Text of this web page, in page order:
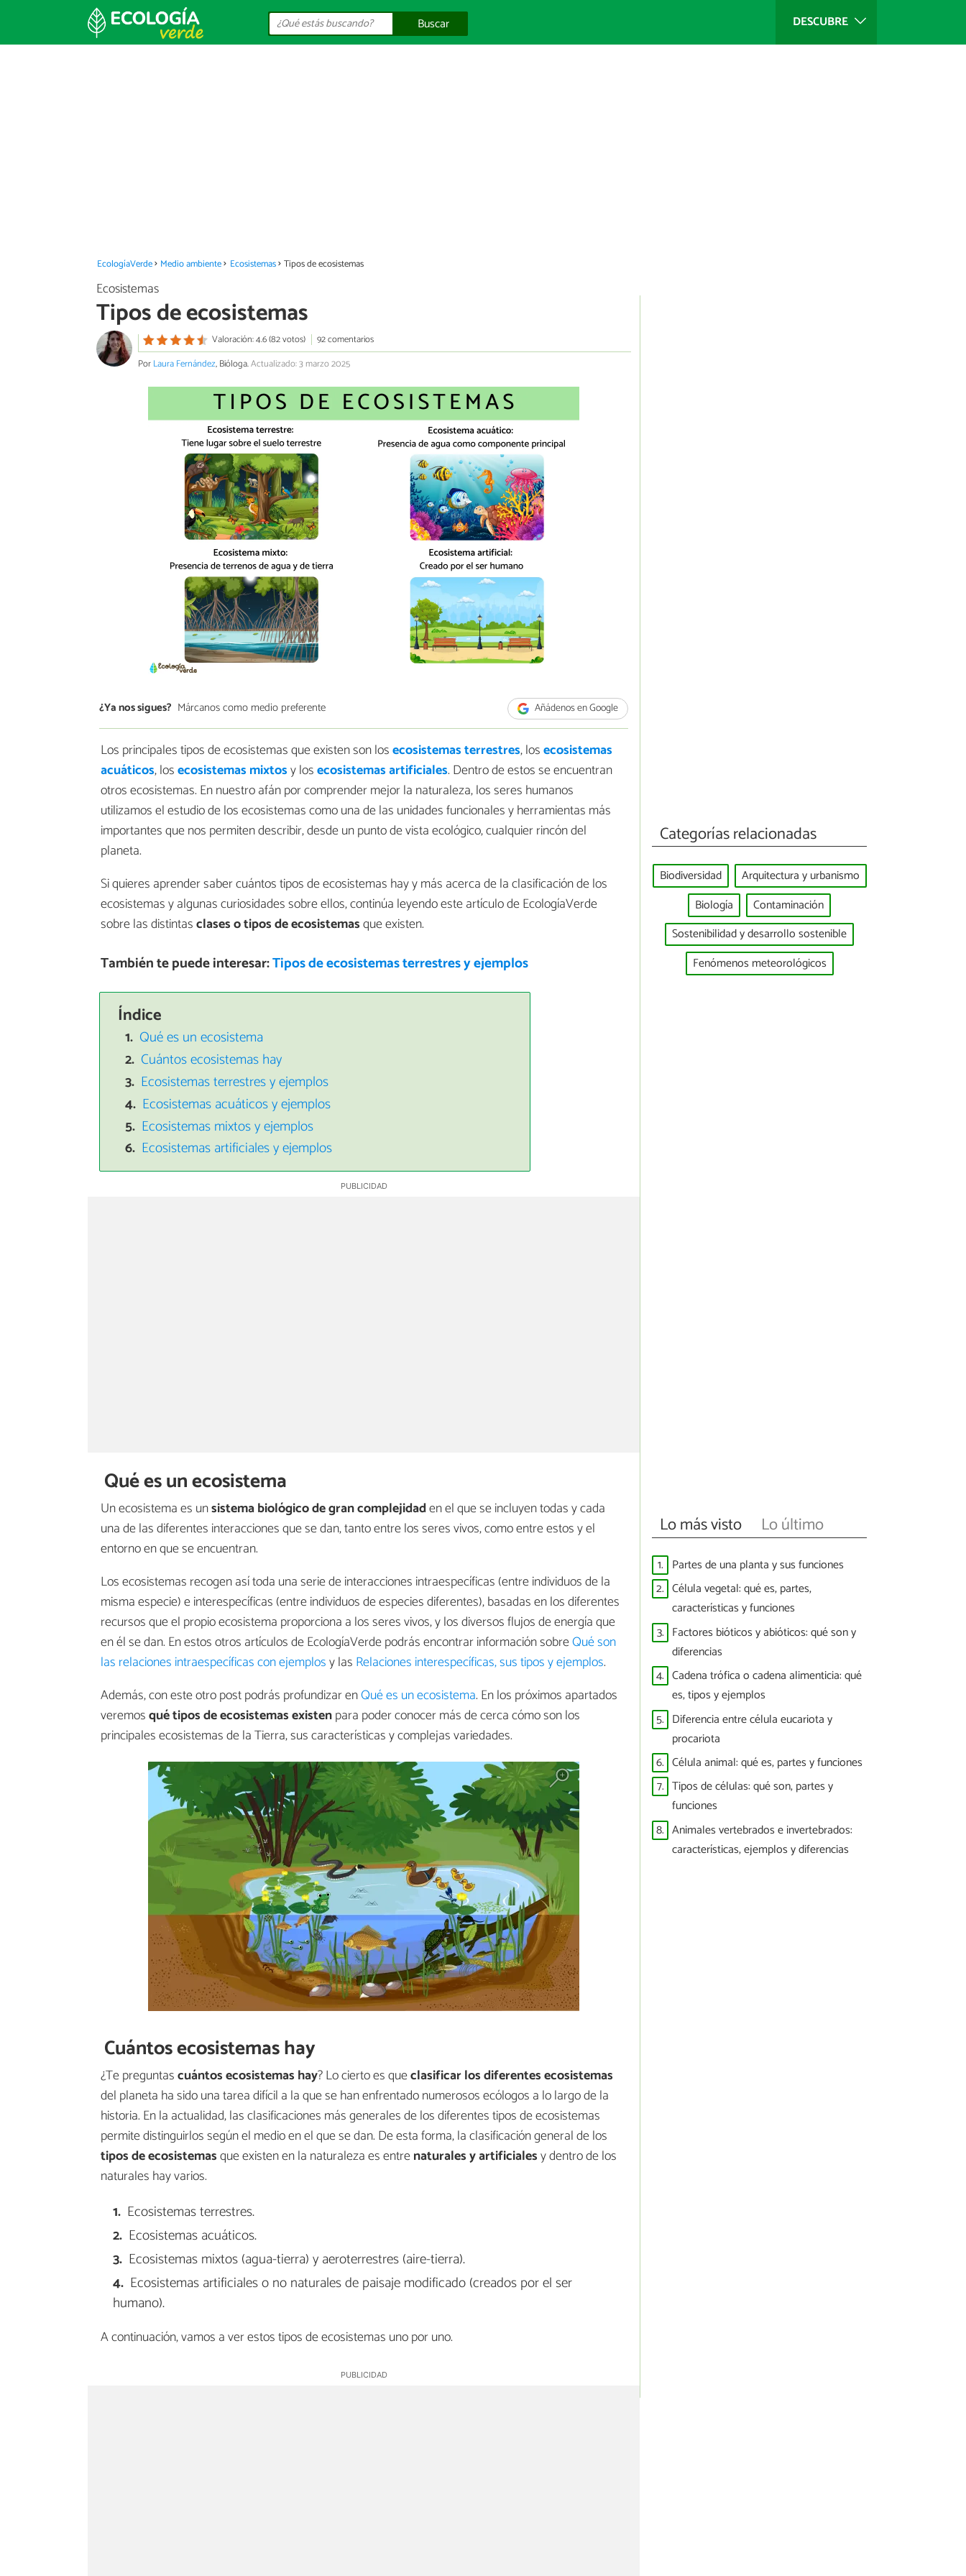
DESCUBRE
Buscar
EcologíaVerde Medio ambiente Ecosistemas Tipos de ecosistemas
Ecosistemas
Tipos de ecosistemas
Valoración: 4.6 (82 votos)
92 comentarios
PorLaura Fernández, Bióloga.Actualizado: 3 marzo 2025
¿Ya nos sigues? Márcanos como medio preferente Añádenos en Google
Los principales tipos de ecosistemas que existen son losecosistemas terrestres, losecosistemas
acuáticos, losecosistemas mixtosy losecosistemas artificiales. Dentro de estos se encuentran
otros ecosistemas. En nuestro afán por comprender mejor la naturaleza, los seres humanos
utilizamos el estudio de los ecosistemas como una de las unidades funcionales y herramientas más
importantes que nos permiten describir, desde un punto de vista ecológico, cualquier rincón del
planeta.
Si quieres aprender saber cuántos tipos de ecosistemas hay y más acerca de la clasificación de los
ecosistemas y algunas curiosidades sobre ellos, continúa leyendo este artículo de EcologíaVerde
sobre las distintasclases o tipos de ecosistemasque existen.
También te puede interesar:Tipos de ecosistemas terrestres y ejemplos
Índice
Qué es un ecosistema
Cuántos ecosistemas hay
Ecosistemas terrestres y ejemplos
Ecosistemas acuáticos y ejemplos
Ecosistemas mixtos y ejemplos
Ecosistemas artificiales y ejemplos
Qué es un ecosistema
Un ecosistema es unsistema biológico de gran complejidaden el que se incluyentodas y cada
una de las diferentes interacciones que se dan, tanto entre los seres vivos, como entre estos y el
entorno en que se encuentran.
Los ecosistemas recogen así toda una serie de interacciones intraespecíficas (entre individuos de la
misma especie) e interespecíficas (entre individuos de especies diferentes), basadas en los diferentes
recursos que el propio ecosistema proporciona a los seres vivos, y los diversos flujos de energía que
en él se dan. En estos otros artículos de EcologíaVerde podrás encontrar información sobreQué son
las relaciones intraespecíficas con ejemplosy las Relaciones interespecíficas, sus tipos y ejemplos.
Además, con este otro post podrás profundizar enQué es un ecosistema. En los próximos apartados
veremosqué tipos de ecosistemas existenpara poder conocer más de cerca cómo son los
principales ecosistemas de la Tierra, sus características y complejas variedades.
Cuántos ecosistemas hay
¿Te preguntascuántos ecosistemas hay? Lo cierto es queclasificar los diferentes ecosistemas
del planeta ha sido una tarea difícil a la que se han enfrentado numerosos ecólogos a lo largo de la
historia. En la actualidad, las clasificaciones más generales de los diferentes tipos de ecosistemas
permite distinguirlos según el medio en el que se dan. De esta forma, la clasificación general de los
tipos de ecosistemasque existen en la naturaleza es entrenaturales y artificialesy dentro de los
naturales hay varios.
Ecosistemas terrestres.
Ecosistemas acuáticos.
Ecosistemas mixtos (agua-tierra) y aeroterrestres (aire-tierra).
Ecosistemas artificiales o no naturales de paisaje modificado (creados por el ser
humano).
A continuación, vamos a ver estos tipos de ecosistemas uno por uno.
Categorías relacionadas
Biodiversidad
Arquitectura y urbanismo
Biología
Contaminación
Sostenibilidad y desarrollo sostenible
Fenómenos meteorológicos
Lo más visto Lo último
1. Partes de una planta y sus funciones
2. Célula vegetal: qué es, partes,
características y funciones
3. Factores bióticos y abióticos: qué son y
diferencias
4. Cadena trófica o cadena alimenticia: qué
es, tipos y ejemplos
5. Diferencia entre célula eucariota y
procariota
6. Célula animal: qué es, partes y funciones
7. Tipos de células: qué son, partes y
funciones
8. Animales vertebrados e invertebrados:
características, ejemplos y diferencias